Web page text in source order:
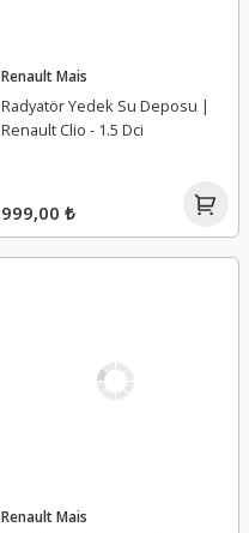
Renault Mais
Radyatör Yedek Su Deposu |
Renault Clio - 1.5 Dci
999,00 ₺
Renault Mais